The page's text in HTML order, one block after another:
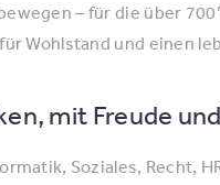
– für die über
Wohlstand und einen
mit Freude
Soziales, Recht,